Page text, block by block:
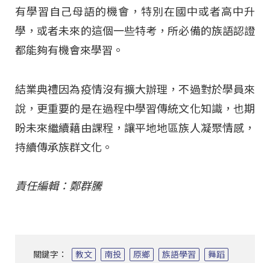
有學習自己母語的機會，特別在國中或者高中升
學，或者未來的這個一些特考，所必備的族語認證
都能夠有機會來學習。
結業典禮因為疫情沒有擴大辦理，不過對於學員來
說，更重要的是在過程中學習傳統文化知識，也期
盼未來繼續藉由課程，讓平地地區族人凝聚情感，
持續傳承族群文化。
責任編輯：鄭群騰
關鍵字： 教文 南投 原鄉 族語學習 舞蹈